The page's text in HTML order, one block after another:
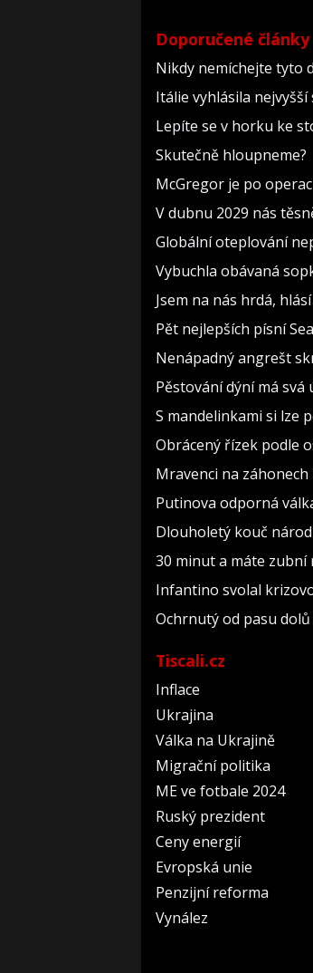
Doporučené články
Nikdy nemíchejte tyto
Itálie vyhlásila
Lepíte se v horku ke
Skutečně hloupneme?
McGregor je po
V dubnu 2029 nás
Globální oteplování
Vybuchla obávaná
Jsem na nás hrdá,
Pět nejlepších písní
Nenápadný angrešt
Pěstování dýní má
S mandelinkami si lze
Obrácený řízek podle
Mravenci na
Putinova odporná
Dlouholetý kouč
30 minut a máte
Infantino svolal
Ochrnutý od pasu
Tiscali.cz
Inflace
Ukrajina
Válka na Ukrajině
Migrační politika
ME ve fotbale 2024
Ruský prezident
Ceny energií
Evropská unie
Penzijní reforma
Vynález